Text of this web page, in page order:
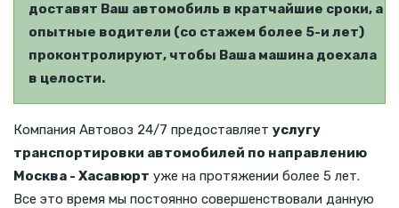
доставят Ваш автомобиль в кратчайшие сроки, а
опытные водители (со стажем более 5-и лет)
проконтролируют, чтобы Ваша машина доехала
в целости.
Компания Автовоз 24/7 предоставляет услугу
транспортировки автомобилей по направлению
Москва - Хасавюрт уже на протяжении более 5 лет.
Все это время мы постоянно совершенствовали данную